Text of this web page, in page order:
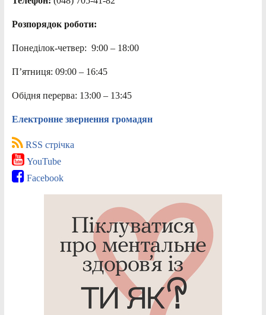
Розпорядок роботи:
Понеділок-четвер: 9:00 – 18:00
П’ятниця: 09:00 – 16:45
Обідня перерва: 13:00 – 13:45
Електронне звернення громадян
RSS стрічка
YouTube
Facebook